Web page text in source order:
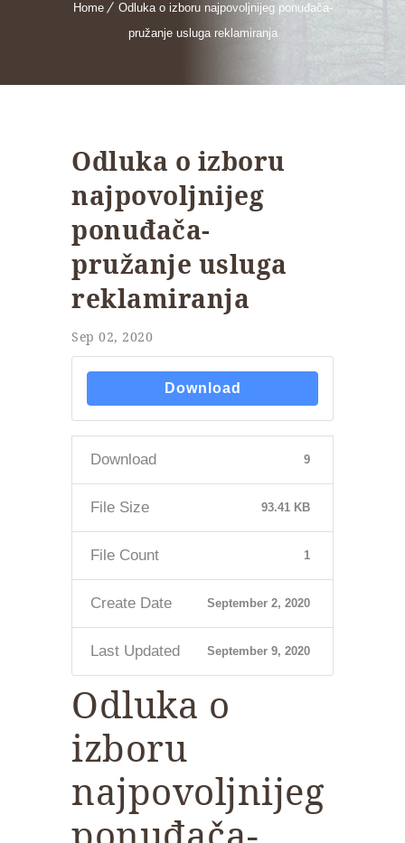
Home
Odluka o izboru najpovoljnijeg ponuđača-
pružanje usluga reklamiranja
Odluka o izboru
najpovoljnijeg
ponuđača-
pružanje usluga
reklamiranja
Sep 02, 2020
Download
Download 9
File Size 93.41 KB
File Count 1
Create Date September 2, 2020
Last Updated September 9, 2020
Odluka o
izboru
najpovoljnijeg